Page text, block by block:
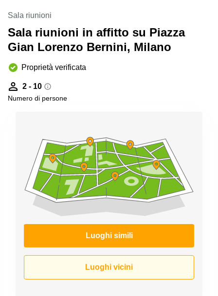
Brescia
Affitto
Centers
a
Treviso
Affitto
Milano
Affitto
Meeting
Firenze
Coworking
in affitto su
Sala riunioni
Sala riunioni in affitto su Piazza
Gian Lorenzo Bernini, Milano
Proprietà verificata
2 - 10
Numero di persone
Luoghi simili
Luoghi vicini